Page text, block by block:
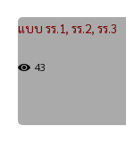
แบบ รร.1, รร.2, รร.3
43